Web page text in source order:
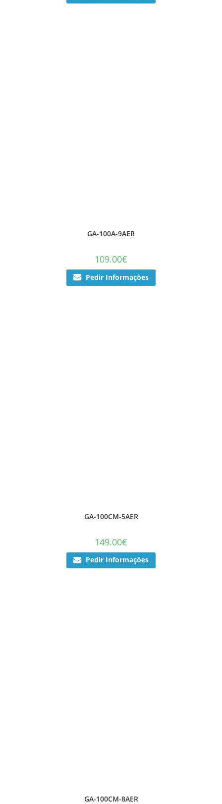
GA-100A-9AER
109.00€
Pedir Informações
GA-100CM-5AER
149.00€
Pedir Informações
GA-100CM-8AER